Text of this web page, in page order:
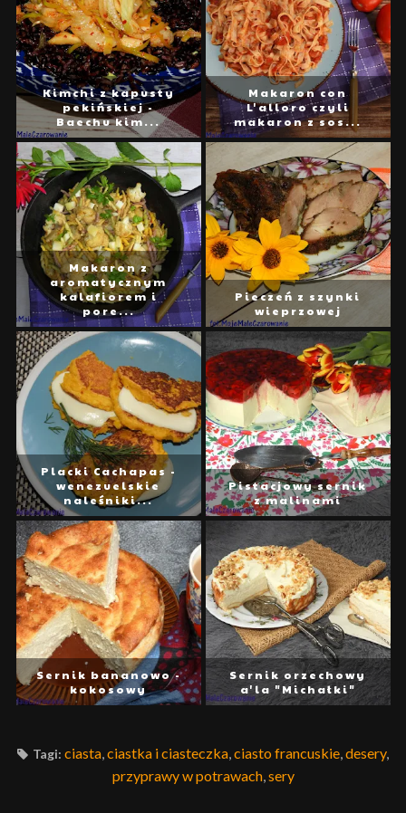
Kimchi z kapusty
pekińskiej -
Baechu kim...
Makaron con
L'alloro czyli
makaron z sos...
Makaron z
aromatycznym
kalafiorem i
pore...
Pieczeń z szynki
wieprzowej
Placki Cachapas -
wenezuelskie
naleśniki...
Pistacjowy sernik
z malinami
Sernik bananowo -
kokosowy
Sernik orzechowy
a'la "Michałki"
Tagi: ciasta ciastka i ciasteczka ciasto francuskie desery,
przyprawy w potrawach, sery